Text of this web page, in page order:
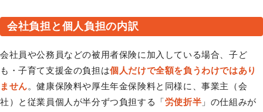
会社負担と個人負担の内訳
会社員や公務員などの被用者保険に加入している場合、子ど
も・子育て支援金の負担は個人だけで全額を負うわけではあり
ません。健康保険料や厚生年金保険料と同様に、事業主（会
社）と従業員個人が半分ずつ負担する「労使折半 」の仕組みが